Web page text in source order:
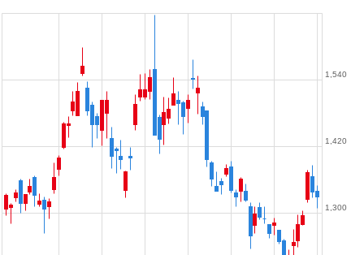
1,300
1,420
1,540